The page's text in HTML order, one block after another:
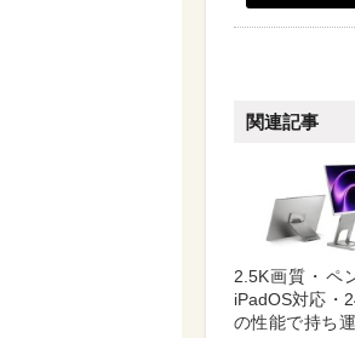
関連記事
2.5K画質・ペ
iPadOS対応・
の性能で持ち